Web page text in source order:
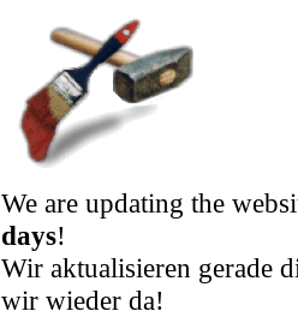
We are updating the
days!
Wir aktualisieren gerade
wir wieder da!